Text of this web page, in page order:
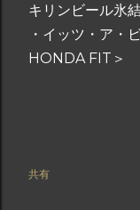
キリンビール氷
・イッツ・ア・
HONDA FIT＞
共有